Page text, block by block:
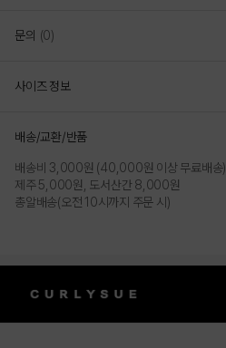
문의 (0)
사이즈 정보
배송/교환/반품
배송비 3,000원 (40,000원 이상 무료배송)
제주 5,000원, 도서산간 8,000원
총알배송(오전 10시까지 주문 시)